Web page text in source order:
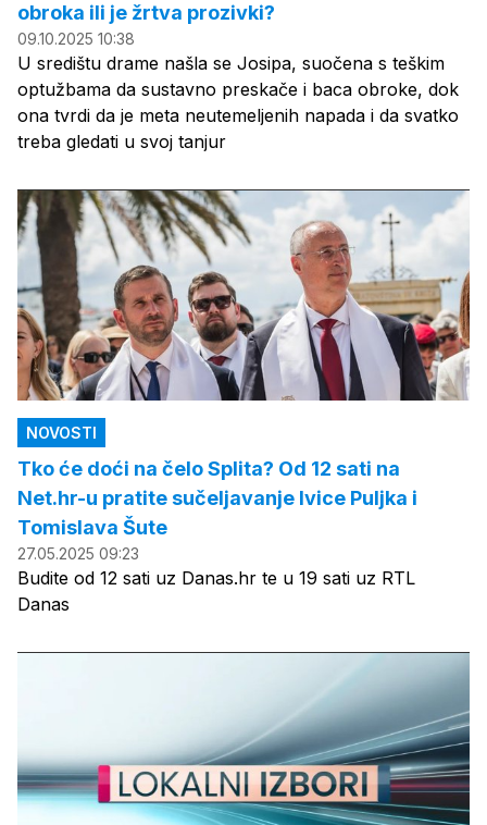
obroka ili je žrtva prozivki?
09.10.2025 10:38
U središtu drame našla se Josipa, suočena s teškim
optužbama da sustavno preskače i baca obroke, dok
ona tvrdi da je meta neutemeljenih napada i da svatko
treba gledati u svoj tanjur
NOVOSTI
Tko će doći na čelo Splita? Od 12 sati na
Net.hr-u pratite sučeljavanje Ivice Puljka i
Tomislava Šute
27.05.2025 09:23
Budite od 12 sati uz Danas.hr te u 19 sati uz RTL
Danas